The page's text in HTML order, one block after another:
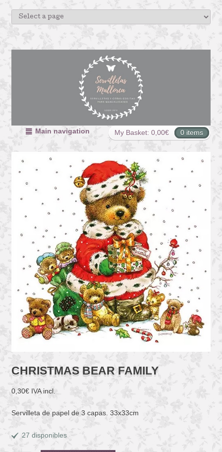
My Basket: 0,00€ 0 items
Main navigation
CHRISTMAS BEAR FAMILY
0,30€ IVA incl.
Servilleta de papel de 3 capas. 33x33cm
27 disponibles